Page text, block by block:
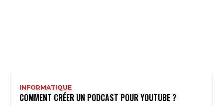
INFORMATIQUE
COMMENT CRÉER UN PODCAST POUR YOUTUBE ?